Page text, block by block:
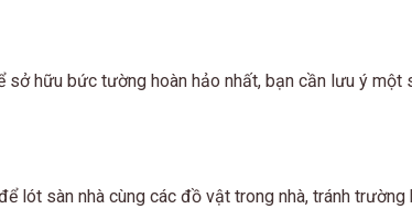
hữu bức tường hoàn hảo nhất, bạn cần lưu ý một
lót sàn nhà cùng các đồ vật trong nhà, tránh trường